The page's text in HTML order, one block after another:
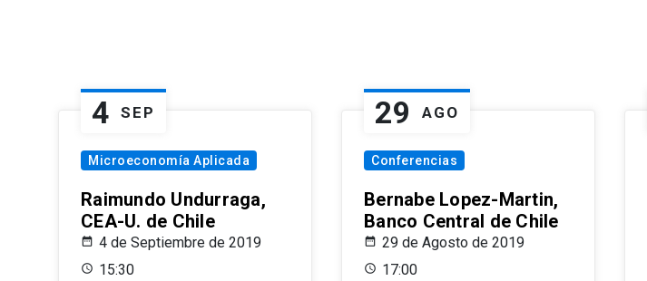
4 SEP
Microeconomía Aplicada
Raimundo Undurraga,
CEA-U. de Chile
4 de Septiembre de 2019
15:30
29 AGO
Conferencias
Bernabe Lopez-Martin,
Banco Central de Chile
29 de Agosto de 2019
17:00